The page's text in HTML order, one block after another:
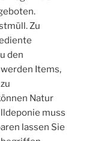
Zu
den
Items,
Natur
muss
lassen Sie